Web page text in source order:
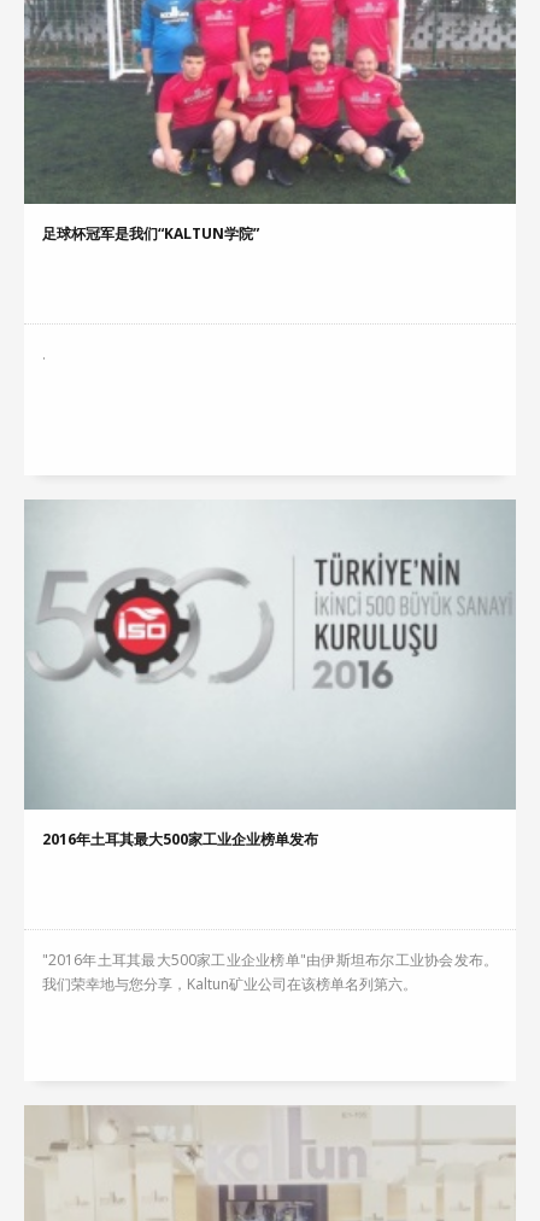
足球杯冠军是我们“KALTUN学院”
.
2016年土耳其最大500家工业企业榜单发布
"2016年土耳其最大500家工业企业榜单"由伊斯坦布尔工业协会发布。
我们荣幸地与您分享，Kaltun矿业公司在该榜单名列第六。